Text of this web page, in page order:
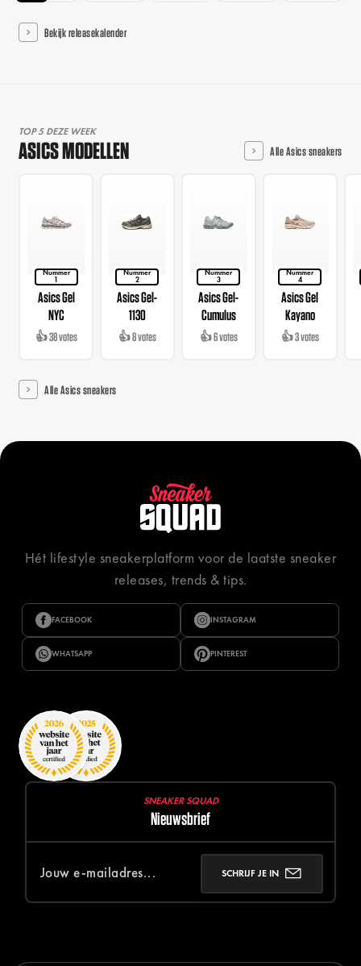
Bekijk releasekalender
TOP 5 DEZE WEEK
ASICS MODELLEN Alle Asics sneakers
Nummer
1
Asics Gel
NYC
👍 38 votes
Nummer
2
Asics Gel-
1130
👍 8 votes
Nummer
3
Asics Gel-
Cumulus
👍 6 votes
Nummer
4
Asics Gel
Kayano
👍 3 votes
Alle Asics sneakers
Hét lifestyle sneakerplatform voor de laatste sneaker
releases, trends & tips.
FACEBOOK INSTAGRAM
WHATSAPP PINTEREST
SNEAKER SQUAD
Nieuwsbrief
SCHRIJF JE IN